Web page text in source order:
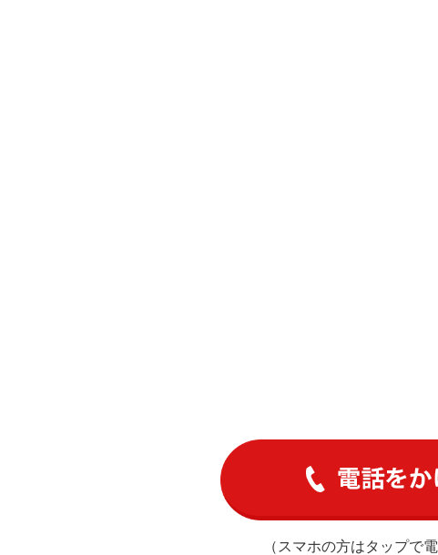
（スマホの方はタップで